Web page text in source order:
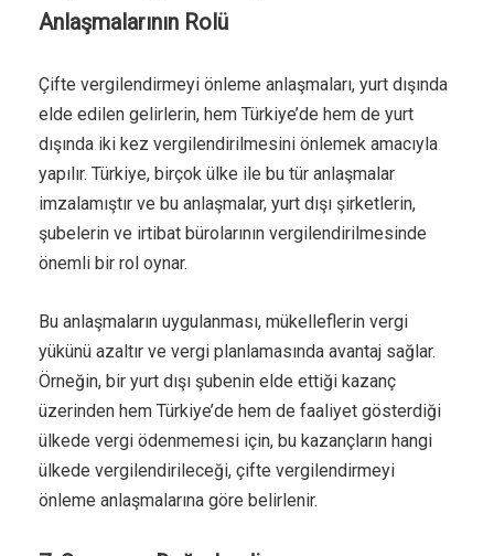
Anlaşmalarının Rolü
Çifte vergilendirmeyi önleme anlaşmaları, yurt dışında
elde edilen gelirlerin, hem Türkiye’de hem de yurt
dışında iki kez vergilendirilmesini önlemek amacıyla
yapılır. Türkiye, birçok ülke ile bu tür anlaşmalar
imzalamıştır ve bu anlaşmalar, yurt dışı şirketlerin,
şubelerin ve irtibat bürolarının vergilendirilmesinde
önemli bir rol oynar.
Bu anlaşmaların uygulanması, mükelleflerin vergi
yükünü azaltır ve vergi planlamasında avantaj sağlar.
Örneğin, bir yurt dışı şubenin elde ettiği kazanç
üzerinden hem Türkiye’de hem de faaliyet gösterdiği
ülkede vergi ödenmemesi için, bu kazançların hangi
ülkede vergilendirileceği, çifte vergilendirmeyi
önleme anlaşmalarına göre belirlenir.